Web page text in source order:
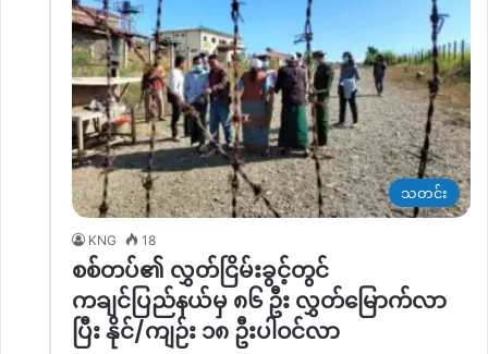
သတင်း
KNG 18
စစ်တပ်၏ လွှတ်ငြိမ်းခွင့်တွင်
ကချင်ပြည်နယ်မှ ၈‌၆ ဦး လွှတ်မြောက်လာ
ပြီး နိုင်/ကျဉ်း ၁၈ ဦးပါဝင်လာ